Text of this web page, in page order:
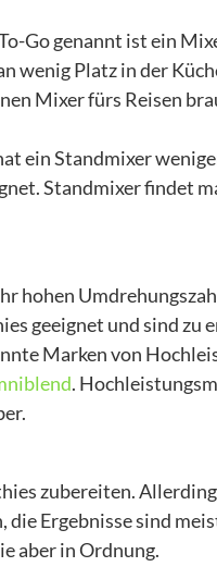
Go genannt ist ein
wenig Platz in der
Mixer fürs Reisen
ein Standmixer
Standmixer findet
hohen
geeignet und sind zu
Marken von
.
zubereiten.
Ergebnisse sind
aber in Ordnung.